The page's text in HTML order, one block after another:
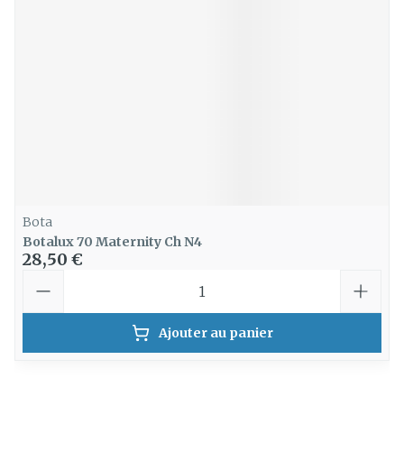
Bota
Botalux 70 Maternity Ch N4
28,50 €
Ajouter au panier